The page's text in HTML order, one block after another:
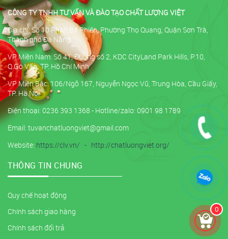
CÔNG TY TNHH TƯ VẤN VÀ ĐÀO TẠO CHẤT LƯỢNG VIỆT
Địa chỉ: Số 10 Phan Bá Phiến, Phường Thọ Quang, Quận Sơn Trà,
Thành phố Đà Nẵng
VP Miền Nam: Số 41, Đường số 2, KDC CityLand Park Hills, P.10,
Q.Gò Vấp, TP. Hồ Chí Minh
VP Miền Bắc: 106/Ngõ 167, Nguyễn Ngọc Vũ, Trung Hòa, Cầu Giấy,
TP. Hà Nội
Điện thoại: 0236 393 1368 - Hotline/zalo: 0901 98 1789
Email: tuvanchatluongviet@gmail.com
Website: https://clv.vn/ - http://chatluongviet.org/
THÔNG TIN CHUNG
Quy chế hoạt động
Chính sách giao hàng
Chính sách đổi trả
0